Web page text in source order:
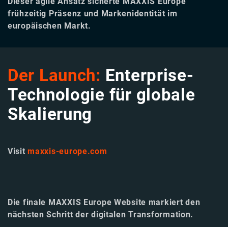
frühzeitig Präsenz und Markenidentität im
europäischen Markt.
Der Launch: Enterprise-
Technologie für globale
Skalierung
Visitmaxxis-europe.com
Die finale MAXXIS Europe Website markiert den
nächsten Schritt der digitalen Transformation.